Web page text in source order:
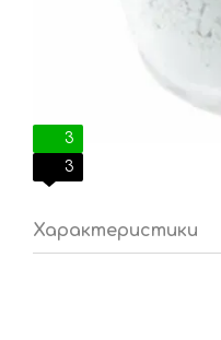
3
3
Характеристики